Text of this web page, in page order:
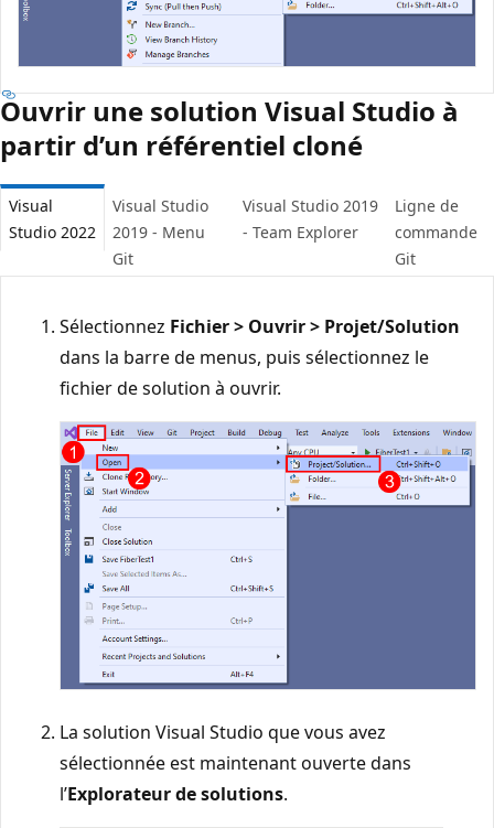
Ouvrir une solution Visual Studio à
partir d’un référentiel cloné
Visual
Studio 2022
Visual Studio
2019 - Menu
Git
Visual Studio 2019
- Team Explorer
Ligne de
commande
Git
Sélectionnez Fichier > Ouvrir > Projet/Solution
dans la barre de menus, puis sélectionnez le
fichier de solution à ouvrir.
La solution Visual Studio que vous avez
sélectionnée est maintenant ouverte dans
l’Explorateur de solutions.